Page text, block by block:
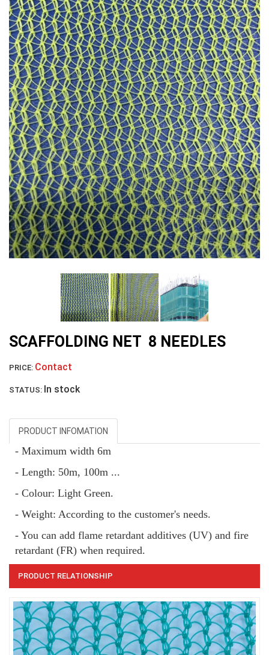
LƯỚI NUÔI TRỒNG HẢI SẢN
LƯỚI CHẮN GIÓ
SCAFFOLDING NET 8 NEEDLES
PRICE: Contact
STATUS: In stock
PRODUCT INFOMATION
- Maximum width 6m
- Length: 50m, 100m ...
- Colour: Light Green.
- Weight: According to the customer's needs.
- You can add flame retardant additives (UV) and fire
retardant (FR) when required.
PRODUCT RELATIONSHIP